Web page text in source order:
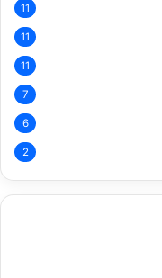
11
11
11
7
6
2